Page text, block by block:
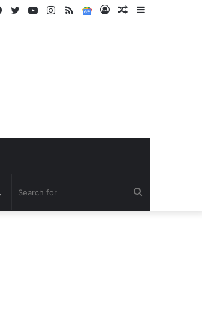
Sidebar
Random
Log
Google
RSS
Instagram
YouTube
Twitter
Facebook
Switch